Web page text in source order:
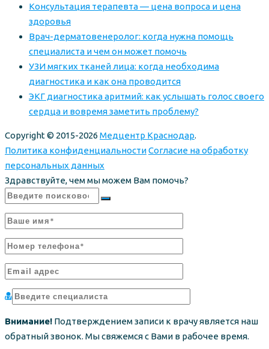
Консультация терапевта — цена вопроса и цена
здоровья
Врач-дерматовенеролог: когда нужна помощь
специалиста и чем он может помочь
УЗИ мягких тканей лица: когда необходима
диагностика и как она проводится
ЭКГ диагностика аритмий: как услышать голос своего
сердца и вовремя заметить проблему?
Copyright © 2015-2026 Медцентр Краснодар.
Политика конфиденциальностиСогласие на обработку
персональных данных
Здравствуйте, чем мы можем Вам помочь?
Внимание! Подтверждением записи к врачу является наш
обратный звонок. Мы свяжемся с Вами в рабочее время.